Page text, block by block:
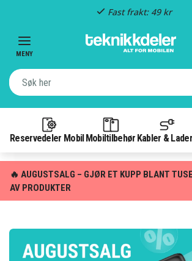
Fast frakt: 49 kr
MENY
Reservedeler Mobil Mobiltilbehør Kabler &
🔥 AUGUSTSALG – GJØR ET KUPP BLANT
AV PRODUKTER